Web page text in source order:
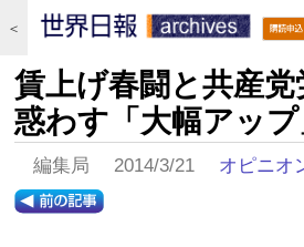
＜
賃上げ春闘と共産
惑わす「大幅アップ
編集局 2014/3/21 オピニオ